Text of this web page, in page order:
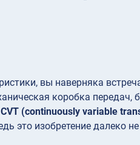
вы наверняка
коробка передач,
CVT (continuously variable
это изобретение далеко